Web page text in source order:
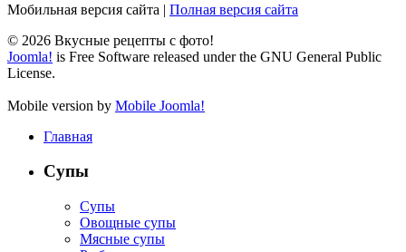
Мобильная версия сайта | Полная версия сайта
© 2026 Вкусные рецепты с фото!
Joomla! is Free Software released under the GNU General Public
License.
Mobile version by Mobile Joomla!
Главная
Супы
Супы
Овощные супы
Мясные супы